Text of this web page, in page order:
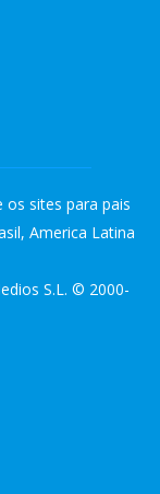
os sites para pais
America Latina
S.L. © 2000-